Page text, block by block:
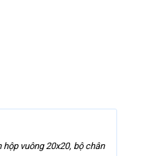
vuông 20x20, bộ chân